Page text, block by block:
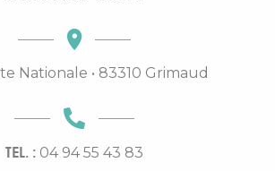
Nationale • 83310 Grimaud
TEL. : 04 94 55 43 83